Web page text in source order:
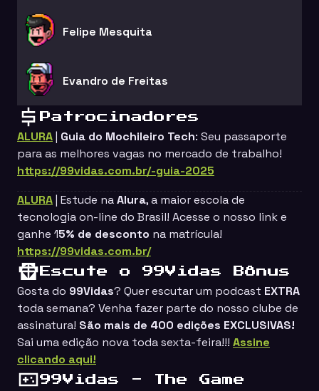
Felipe Mesquita
Evandro de Freitas
Patrocinadores
ALURA| Guia do Mochileiro Tech: Seu passaporte
para as melhores vagas no mercado de trabalho!
https://99vidas.com.br/-guia-2025
ALURA| Estude naAlura, a maior escola de
tecnologia on-line do Brasil! Acesse o nosso link e
ganhe 15% de desconto na matrícula!
https://99vidas.com.br/
Escute o 99Vidas Bônus
Gosta do 99Vidas? Quer escutar um podcast EXTRA
toda semana? Venha fazer parte do nosso clube de
assinatura! São mais de 400 edições EXCLUSIVAS!
Sai uma edição nova toda sexta-feira!!! Assine
clicando aqui!
99Vidas - The Game